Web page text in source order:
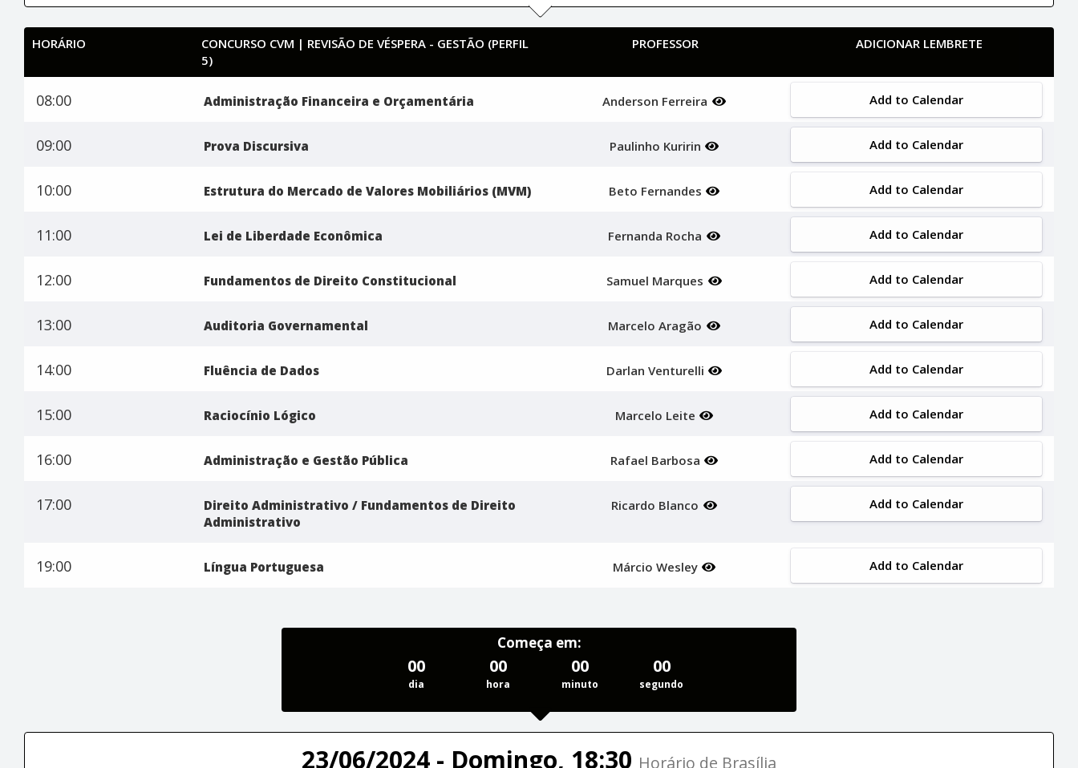
HORÁRIO
CONCURSO CVM | REVISÃO DE VÉSPERA - GESTÃO (PERFIL
5)
PROFESSOR ADICIONAR LEMBRETE
08:00 Administração Financeira e Orçamentária Anderson Ferreira Add to Calendar
09:00 Prova Discursiva Paulinho Kuririn Add to Calendar
10:00 Estrutura do Mercado de Valores Mobiliários (MVM) Beto Fernandes Add to Calendar
11:00 Lei de Liberdade Econômica Fernanda Rocha Add to Calendar
12:00 Fundamentos de Direito Constitucional Samuel Marques Add to Calendar
13:00 Auditoria Governamental Marcelo Aragão Add to Calendar
14:00 Fluência de Dados Darlan Venturelli Add to Calendar
15:00 Raciocínio Lógico Marcelo Leite Add to Calendar
16:00 Administração e Gestão Pública Rafael Barbosa Add to Calendar
17:00
Direito Administrativo / Fundamentos de Direito
Administrativo
Ricardo Blanco Add to Calendar
19:00 Língua Portuguesa Márcio Wesley Add to Calendar
Começa em:
00
dia
00
hora
00
minuto
00
segundo
23/06/2024 - Domingo, 18:30 Horário de Brasília